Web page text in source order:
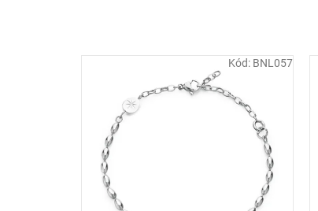
t
Kód: BNL057